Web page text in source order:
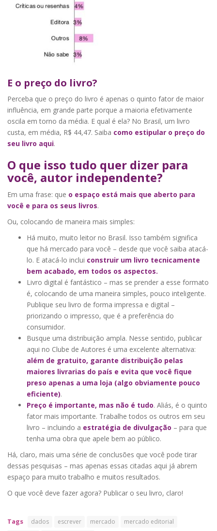
E o preço do livro?
Perceba que o preço do livro é apenas o quinto fator de maior
influência, em grande parte porque a maioria efetivamente
oscila em torno da média. E qual é ela? No Brasil, um livro
custa, em média, R$ 44,47. Saiba como estipular o preço do
seu livro aqui.
O que isso tudo quer dizer para
você, autor independente?
Em uma frase: que o espaço está mais que aberto para
você e para os seus livros.
Ou, colocando de maneira mais simples:
Há muito, muito leitor no Brasil. Isso também significa
que há mercado para você – desde que você saiba atacá-
lo. E atacá-lo inclui construir um livro tecnicamente
bem acabado, em todos os aspectos.
Livro digital é fantástico – mas se prender a esse formato
é, colocando de uma maneira simples, pouco inteligente.
Publique seu livro de forma impressa e digital –
priorizando o impresso, que é a preferência do
consumidor.
Busque uma distribuição ampla. Nesse sentido, publicar
aqui no Clube de Autores é uma excelente alternativa:
além de gratuito, garante distribuição pelas
maiores livrarias do país e evita que você fique
preso apenas a uma loja (algo obviamente pouco
eficiente).
Preço é importante, mas não é tudo. Aliás, é o quinto
fator mais importante. Trabalhe todos os outros em seu
livro – incluindo a estratégia de divulgação – para que
tenha uma obra que apele bem ao público.
Há, claro, mais uma série de conclusões que você pode tirar
dessas pesquisas – mas apenas essas citadas aqui já abrem
espaço para muito trabalho e muitos resultados.
O que você deve fazer agora? Publicar o seu livro, claro!
Tags dados escrever mercado
mercado editorial